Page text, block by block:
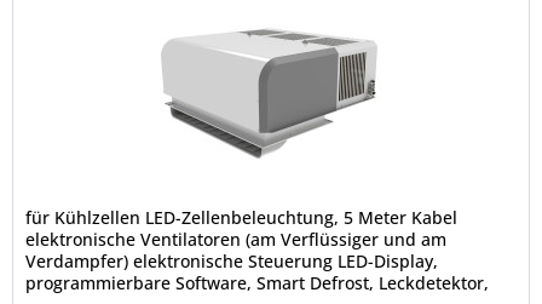
für Kühlzellen LED-Zellenbeleuchtung, 5 Meter Kabel
elektronische Ventilatoren (am Verflüssiger und am
Verdampfer) elektronische Steuerung LED-Display,
programmierbare Software, Smart Defrost, Leckdetektor,